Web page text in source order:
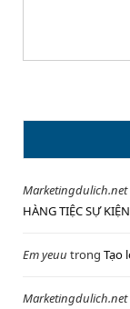
Marketingdulich.net
HÀNG TIỆC SỰ
Em yeuu trong Tạo
Marketingdulich.net